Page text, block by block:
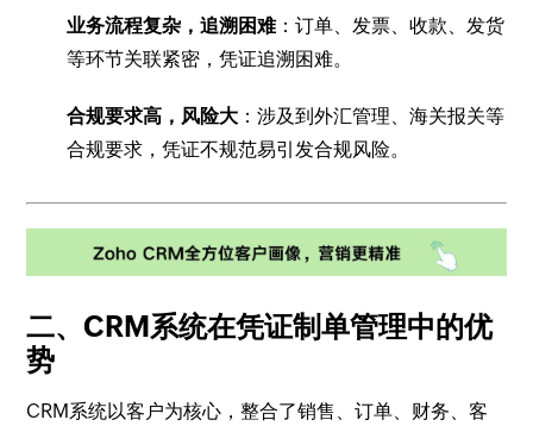
业务流程复杂，追溯困难：订单、发票、收款、发货
等环节关联紧密，凭证追溯困难。
合规要求高，风险大 ：涉及到外汇管理、海关报关等
合规要求，凭证不规范易引发合规风险。
二、CRM系统在凭证制单管理中的优
势
CRM系统以客户为核心，整合了销售、订单、财务、客